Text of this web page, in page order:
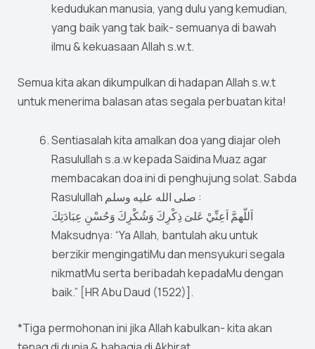
kedudukan manusia, yang dulu yang kemudian,
yang baik yang tak baik- semuanya di bawah
ilmu & kekuasaan Allah s.w.t.
Semua kita akan dikumpulkan di hadapan Allah s.w.t
untuk menerima balasan atas segala perbuatan kita!
Sentiasalah kita amalkan doa yang diajar oleh
Rasulullah s.a.w kepada Saidina Muaz agar
membacakan doa ini di penghujung solat. Sabda
Rasulullah صلى الله عليه وسلم :
اَللّهمَّ اَعِنِّيْ عَلىَ ذِكْرِكَ وَشُكْرِكَ وَحُسْنِ عِبَادَتِكَ
Maksudnya: “Ya Allah, bantulah aku untuk
berzikir mengingatiMu dan mensyukuri segala
nikmatMu serta beribadah kepadaMu dengan
baik.” [HR Abu Daud (1522)].
*Tiga permohonan ini jika Allah kabulkan- kita akan